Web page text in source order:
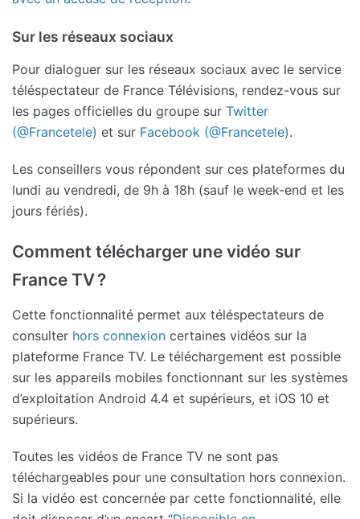
Sur les réseaux sociaux
Pour dialoguer sur les réseaux sociaux avec le service
téléspectateur de France Télévisions, rendez-vous sur
les pages officielles du groupe sur Twitter
(@Francetele) et sur Facebook (@Francetele).
Les conseillers vous répondent sur ces plateformes du
lundi au vendredi, de 9h à 18h (sauf le week-end et les
jours fériés).
Comment télécharger une vidéo sur
France TV ?
Cette fonctionnalité permet aux téléspectateurs de
consulter hors connexion certaines vidéos sur la
plateforme France TV. Le téléchargement est possible
sur les appareils mobiles fonctionnant sur les systèmes
d’exploitation Android 4.4 et supérieurs, et iOS 10 et
supérieurs.
Toutes les vidéos de France TV ne sont pas
téléchargeables pour une consultation hors connexion.
Si la vidéo est concernée par cette fonctionnalité, elle